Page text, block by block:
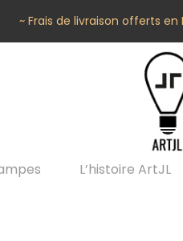
~ Frais de livraison offerts
L’histoire ArtJL